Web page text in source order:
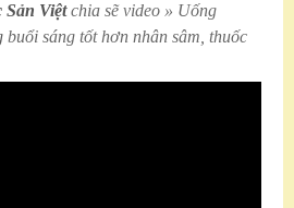
Sản Việtchia sẽ video » Uống
buổi sáng tốt hơn nhân sâm, thuốc